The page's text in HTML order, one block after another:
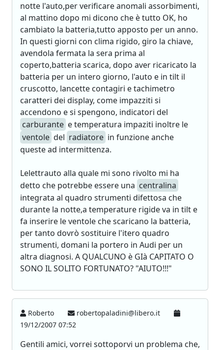
notte l'auto,per verificare anomali assorbimenti,
al mattino dopo mi dicono che è tutto OK, ho
cambiato la batteria,tutto apposto per un anno.
In questi giorni con clima rigido, giro la chiave,
avendola fermata la sera prima al
coperto,batteria scarica, dopo aver ricaricato la
batteria per un intero giorno, l'auto e in tilt il
cruscotto, lancette contagiri e tachimetro
caratteri dei display, come impazziti si
accendono e si spengono, indicatori del
carburante e temperatura impaziti inoltre le
ventole del radiatore in funzione anche
queste ad intermittenza.
Lelettrauto alla quale mi sono rivolto mi ha
detto che potrebbe essere una centralina
integrata al quadro strumenti difettosa che
durante la notte,a temperature rigide va in tilt e
fa inserire le ventole che scaricano la batteria,
per tanto dovrò sostituire l'itero quadro
strumenti, domani la portero in Audi per un
altra diagnosi. A QUALCUNO è GIà CAPITATO O
SONO IL SOLITO FORTUNATO? "AIUTO!!!"
Roberto
robertopaladini@libero.it
19/12/2007 07:52
Gentili amici, vorrei sottoporvi un problema che,